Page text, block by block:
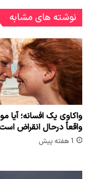
نوشته های مشابه
واکاوی یک افسانه؛ آیا
واقعاً درحال انقراض
1 هفته پیش